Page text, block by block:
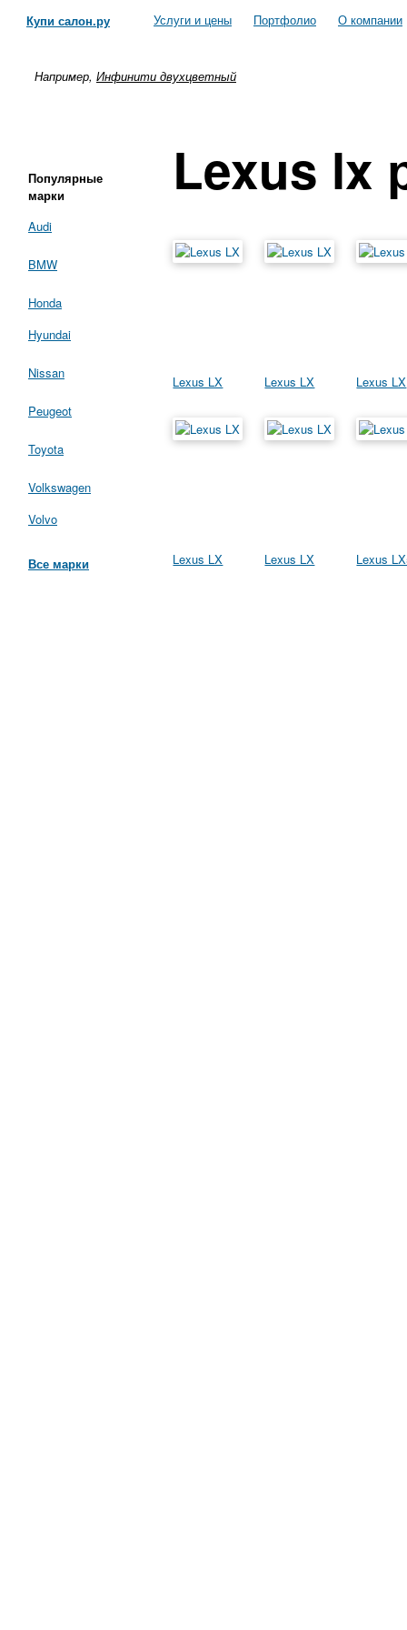
Купи салон.ру Услуги и цены Портфолио О компании
Например, Инфинити двухцветный
Популярные
марки
Audi
BMW
Honda
Hyundai
Nissan
Peugeot
Toyota
Volkswagen
Volvo
Все марки
Lexus lx
Lexus LX Lexus LX Lexus LX
Lexus LX Lexus LX Lexus